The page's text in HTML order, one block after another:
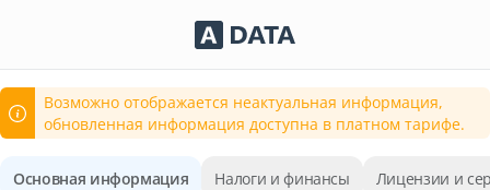
Сервисы Adata.kz
Возможно отображается неактуальная информация,
обновленная информация доступна в платном тарифе.
Основная информация Налоги и финансы Лицензии и